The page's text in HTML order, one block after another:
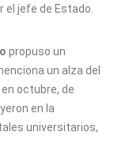
el jefe de Estado.
propuso un
un alza del
en octubre, de
en la
universitarios,